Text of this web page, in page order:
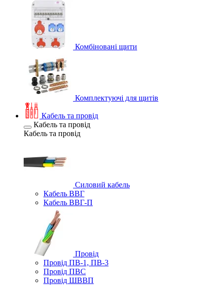
Комбіновані щити
Комплектуючі для щитів
Кабель та провід
Кабель та провід
Кабель та провід
Силовий кабель
Кабель ВВГ
Кабель ВВГ-П
Провід
Провід ПВ-1, ПВ-3
Провід ПВС
Провід ШВВП